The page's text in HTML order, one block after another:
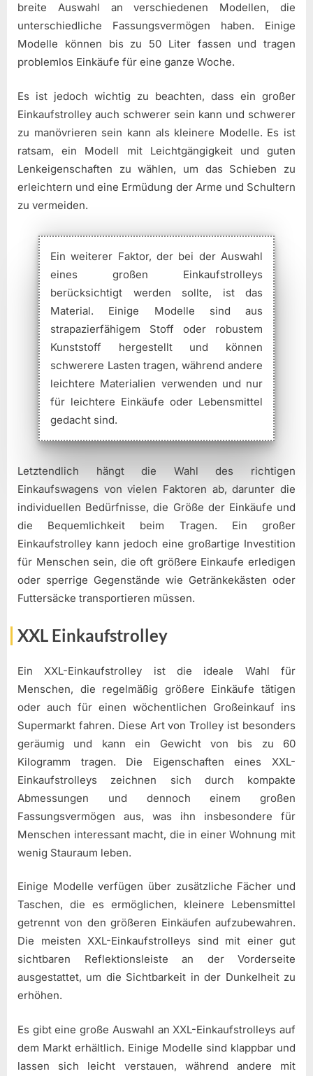
breite Auswahl an verschiedenen Modellen, die
unterschiedliche Fassungsvermögen haben. Einige
Modelle können bis zu 50 Liter fassen und tragen
problemlos Einkäufe für eine ganze Woche.
Es ist jedoch wichtig zu beachten, dass ein großer
Einkaufstrolley auch schwerer sein kann und schwerer
zu manövrieren sein kann als kleinere Modelle. Es ist
ratsam, ein Modell mit Leichtgängigkeit und guten
Lenkeigenschaften zu wählen, um das Schieben zu
erleichtern und eine Ermüdung der Arme und Schultern
zu vermeiden.
Ein weiterer Faktor, der bei der Auswahl
eines großen Einkaufstrolleys
berücksichtigt werden sollte, ist das
Material. Einige Modelle sind aus
strapazierfähigem Stoff oder robustem
Kunststoff hergestellt und können
schwerere Lasten tragen, während andere
leichtere Materialien verwenden und nur
für leichtere Einkäufe oder Lebensmittel
gedacht sind.
Letztendlich hängt die Wahl des richtigen
Einkaufswagens von vielen Faktoren ab, darunter die
individuellen Bedürfnisse, die Größe der Einkäufe und
die Bequemlichkeit beim Tragen. Ein großer
Einkaufstrolley kann jedoch eine großartige Investition
für Menschen sein, die oft größere Einkaufe erledigen
oder sperrige Gegenstände wie Getränkekästen oder
Futtersäcke transportieren müssen.
XXL Einkaufstrolley
Ein XXL-Einkaufstrolley ist die ideale Wahl für
Menschen, die regelmäßig größere Einkäufe tätigen
oder auch für einen wöchentlichen Großeinkauf ins
Supermarkt fahren. Diese Art von Trolley ist besonders
geräumig und kann ein Gewicht von bis zu 60
Kilogramm tragen. Die Eigenschaften eines XXL-
Einkaufstrolleys zeichnen sich durch kompakte
Abmessungen und dennoch einem großen
Fassungsvermögen aus, was ihn insbesondere für
Menschen interessant macht, die in einer Wohnung mit
wenig Stauraum leben.
Einige Modelle verfügen über zusätzliche Fächer und
Taschen, die es ermöglichen, kleinere Lebensmittel
getrennt von den größeren Einkäufen aufzubewahren.
Die meisten XXL-Einkaufstrolleys sind mit einer gut
sichtbaren Reflektionsleiste an der Vorderseite
ausgestattet, um die Sichtbarkeit in der Dunkelheit zu
erhöhen.
Es gibt eine große Auswahl an XXL-Einkaufstrolleys auf
dem Markt erhältlich. Einige Modelle sind klappbar und
lassen sich leicht verstauen, während andere mit